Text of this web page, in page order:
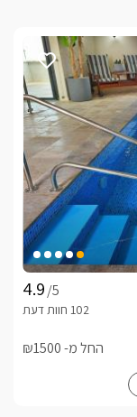
/5
החל מ- ₪1500